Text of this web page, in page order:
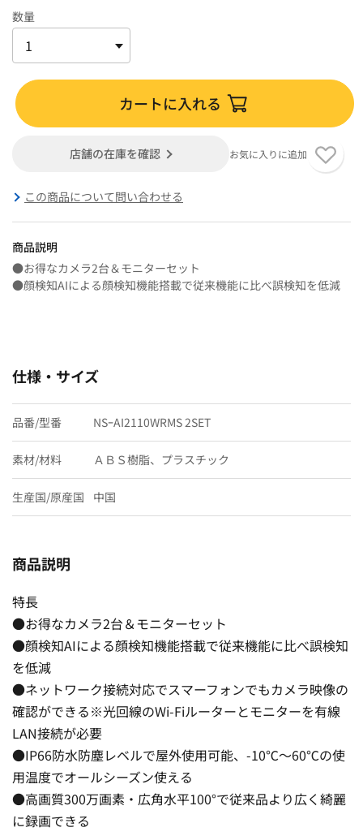
数量
カートに入れる
店舗の在庫を確認 お気に入りに追加
この商品について問い合わせる
商品説明
●お得なカメラ2台＆モニターセット
●顔検知AIによる顔検知機能搭載で従来機能に比べ誤検知を低減
仕様・サイズ
品番/型番 NSｰAI2110WRMS 2SET
素材/材料 ＡＢＳ樹脂、プラスチック
生産国/原産国 中国
商品説明
特長
●お得なカメラ2台＆モニターセット
●顔検知AIによる顔検知機能搭載で従来機能に比べ誤検知
を低減
●ネットワーク接続対応でスマーフォンでもカメラ映像の
確認ができる※光回線のWi-Fiルーターとモニターを有線
LAN接続が必要
●IP66防水防塵レベルで屋外使用可能、-10℃〜60℃の使
用温度でオールシーズン使える
●高画質300万画素・広角水平100°で従来品より広く綺麗
に録画できる